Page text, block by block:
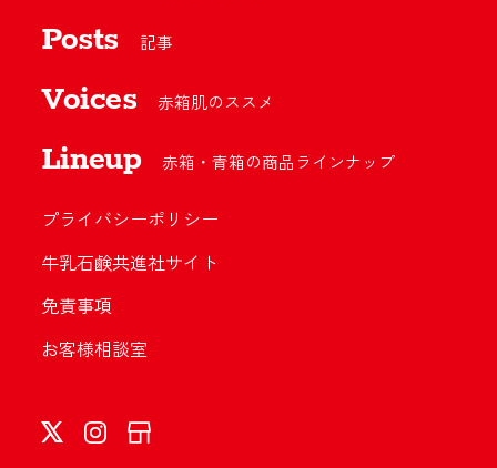
Posts 記事
Voices 赤箱肌のススメ
Lineup 赤箱・青箱の商品ラインナップ
プライバシーポリシー
牛乳石鹸共進社サイト
免責事項
お客様相談室